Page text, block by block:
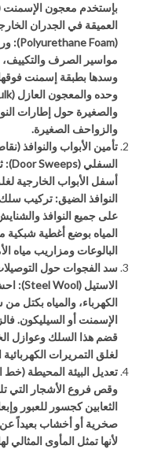
بإستخدم معجون الإسمنت
العميقة في الجدران
(
Polyurethane Foam
):
مواسير الصرف
وسدها بطبقة إسمنت
وحده والمعجون العازل (
والصغيرة حول إطارات
والزواحف الصغيرة.
تأمين الأبواب والنوافذ
السفلي (Door Sweeps
):
أسفل الأبواب الخارجية
النوافذ الضيق: تركيب
المياه بوضع أغطية
البالوعات ومزاريب مياه
سد الفجوات حول
الاستيل (Steel Wool
):
الكهرباء، والمياه بكتل
الإسمنت أو السيليكون.
قضم هذا السلك وعوازل
لغلق التمريرات الكهربائية
تعديل البيئة المحيطة (خط
وقص فروع الأشجار التي
الثعابين كجسور للعبور
لأنها تمثل المأوى المثالي